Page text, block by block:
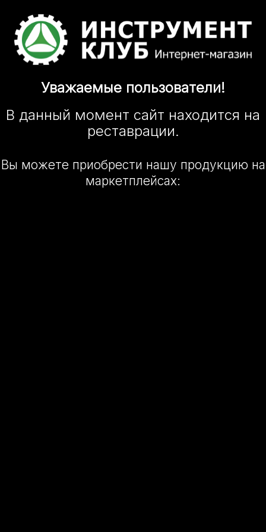
Уважаемые пользователи!
В данный момент сайт находится на
реставрации.
Вы можете приобрести нашу продукцию на
маркетплейсах: